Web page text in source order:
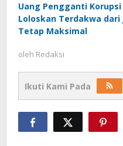
Uang Pengganti Korupsi
Loloskan Terdakwa dari
Tetap Maksimal
oleh Redaksi
Ikuti Kami Pada